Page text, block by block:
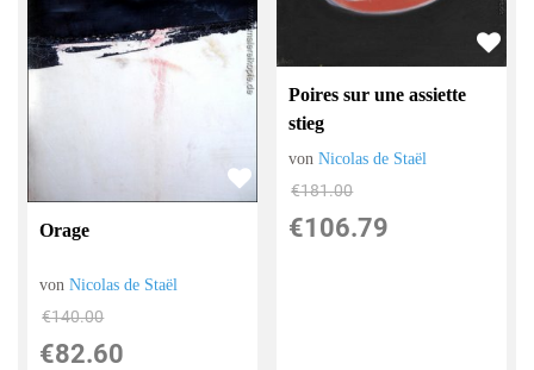
Orage
vonNicolas de Staël
€140.00
€82.60
Poires sur une assiette
stieg
vonNicolas de Staël
€181.00
€106.79